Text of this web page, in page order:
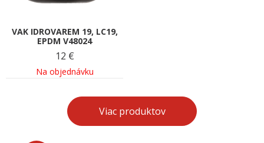
VAK IDROVAREM 19, LC19,
EPDM V48024
12 €
Na objednávku
Viac produktov